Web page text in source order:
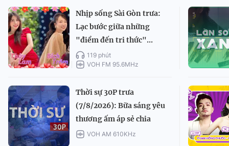
Nhịp sống Sài Gòn trưa:
Lạc bước giữa những
"điểm đến tri thức"...
119 phút
VOH FM 95.6MHz
Thời sự 30P trưa
(7/8/2026): Bữa sáng yêu
thương ấm áp sẻ chia
VOH AM 610KHz